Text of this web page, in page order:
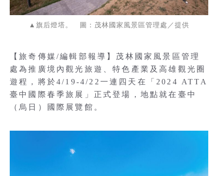
▲旗后燈塔。 圖：茂林國家風景區管理處／提供
【旅奇傳媒/編輯部報導】茂林國家風景區管理
處為推廣境內觀光旅遊、特色產業及高雄觀光圈
遊程，將於4/19-4/22一連四天在「2024 ATTA
臺中國際春季旅展」正式登場，地點就在臺中
（烏日）國際展覽館。